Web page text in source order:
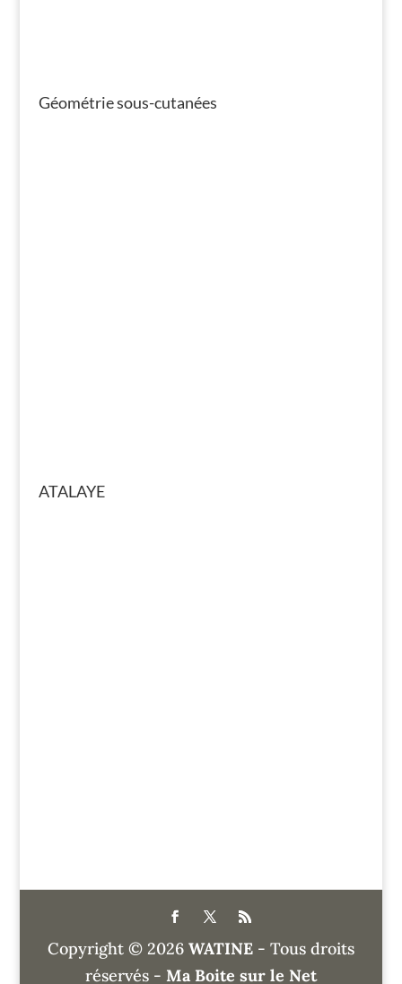
Géométrie sous-cutanées
ATALAYE
Copyright © 2026 WATINE- Tous droits
réservés - Ma Boite sur le Net